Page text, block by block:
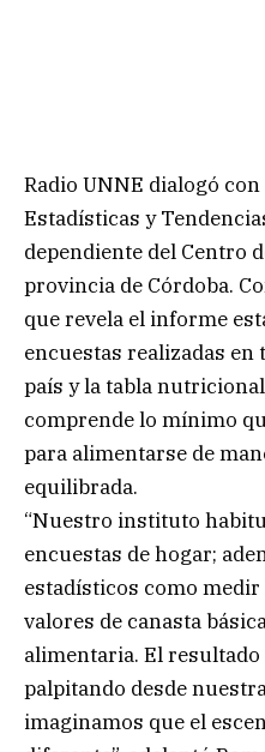
Radio UNNE dialogó
Estadísticas y
dependiente del Centro
provincia de Córdoba.
que revela el informe
encuestas realizadas
país y la tabla
comprende lo mínimo
para alimentarse de
equilibrada.
“Nuestro instituto
encuestas de hogar;
estadísticos como
valores de canasta
alimentaria. El
palpitando desde
imaginamos que el